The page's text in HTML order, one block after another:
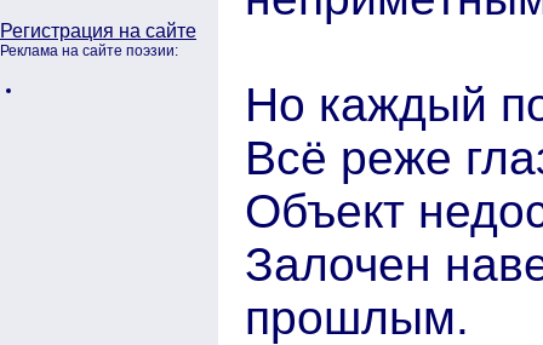
Регистрация на сайте
Реклама на сайте поэзии:
Но каждый
Всё реже
Объект
Залочен
прошлым.